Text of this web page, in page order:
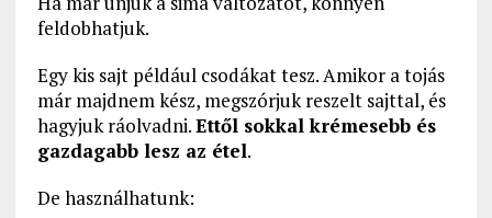
feldobhatjuk.
Egy kis sajt például csodákat tesz. Amikor a tojás
már majdnem kész, megszórjuk reszelt sajttal, és
hagyjuk ráolvadni.Ettől sokkal krémesebb és
gazdagabb lesz az étel.
De használhatunk: